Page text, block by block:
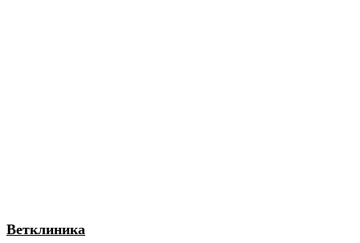
Ветклиника